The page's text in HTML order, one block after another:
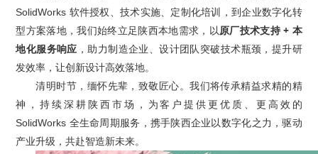
企业文化
SolidWorks 软件授权、技术实施、定制化培训，到企业数字化转
型方案落地，我们始终立足陕西本地需求，以原厂技术支持 + 本
地化服务响应 ，助力制造企业、设计团队突破技术瓶颈，提升研
发效率，让创新设计高效落地。
清明时节，缅怀先辈，致敬匠心。我们将传承精益求精的精
神，持续深耕陕西市场，为客户提供更优质、更高效的
SolidWorks 全生命周期服务，携手陕西企业以数字化之力，驱动
产业升级，共赴智造新未来。